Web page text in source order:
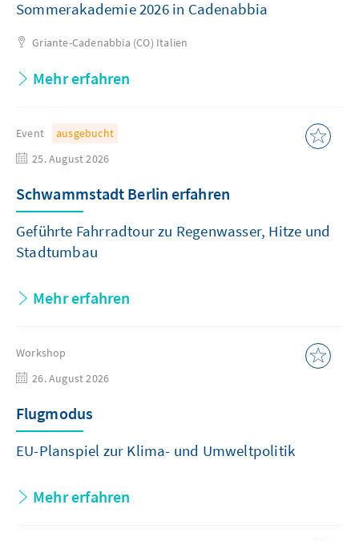
Sommerakademie 2026 in Cadenabbia
Griante-Cadenabbia (CO) Italien
Mehr erfahren
Event
ausgebucht
25. August 2026
Schwammstadt Berlin erfahren
Geführte Fahrradtour zu Regenwasser, Hitze und
Stadtumbau
Mehr erfahren
Workshop
26. August 2026
Flugmodus
EU-Planspiel zur Klima- und Umweltpolitik
Mehr erfahren